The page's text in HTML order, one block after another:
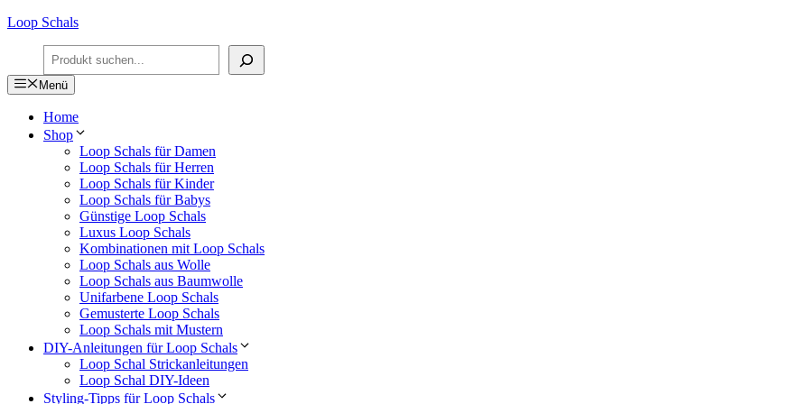
Zum
springen
Loop Schals
Suchen
Menü
Home
Shop
Loop Schals für Damen
Loop Schals für Herren
Loop Schals für Kinder
Loop Schals für Babys
Günstige Loop Schals
Luxus Loop Schals
Kombinationen mit Loop Schals
Loop Schals aus Wolle
Loop Schals aus Baumwolle
Unifarbene Loop Schals
Gemusterte Loop Schals
Loop Schals mit Mustern
DIY-Anleitungen für Loop Schals
Loop Schal Strickanleitungen
Loop Schal DIY-Ideen
Styling-Tipps für Loop Schals